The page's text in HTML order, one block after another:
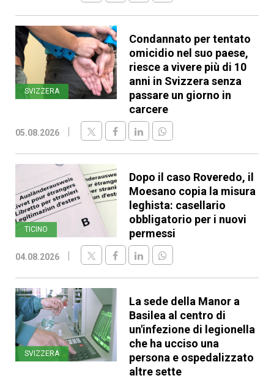
SVIZZERA
Condannato per tentato
omicidio nel suo paese,
riesce a vivere più di 10
anni in Svizzera senza
passare un giorno in
carcere
05.08.2026
TICINO
Dopo il caso Roveredo, il
Moesano copia la misura
leghista: casellario
obbligatorio per i nuovi
permessi
04.08.2026
SVIZZERA
La sede della Manor a
Basilea al centro di
un'infezione di legionella
che ha ucciso una
persona e ospedalizzato
altre sette